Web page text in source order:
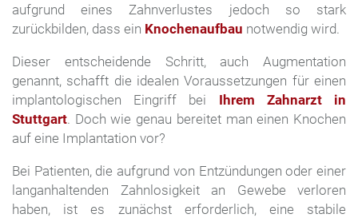
aufgrund eines Zahnverlustes jedoch so stark
zurückbilden, dass ein Knochenaufbau notwendig wird.
Dieser entscheidende Schritt, auch Augmentation
genannt, schafft die idealen Voraussetzungen für einen
implantologischen Eingriff bei Ihrem Zahnarzt in
Stuttgart. Doch wie genau bereitet man einen Knochen
auf eine Implantation vor?
Bei Patienten, die aufgrund von Entzündungen oder einer
langanhaltenden Zahnlosigkeit an Gewebe verloren
haben, ist es zunächst erforderlich, eine stabile